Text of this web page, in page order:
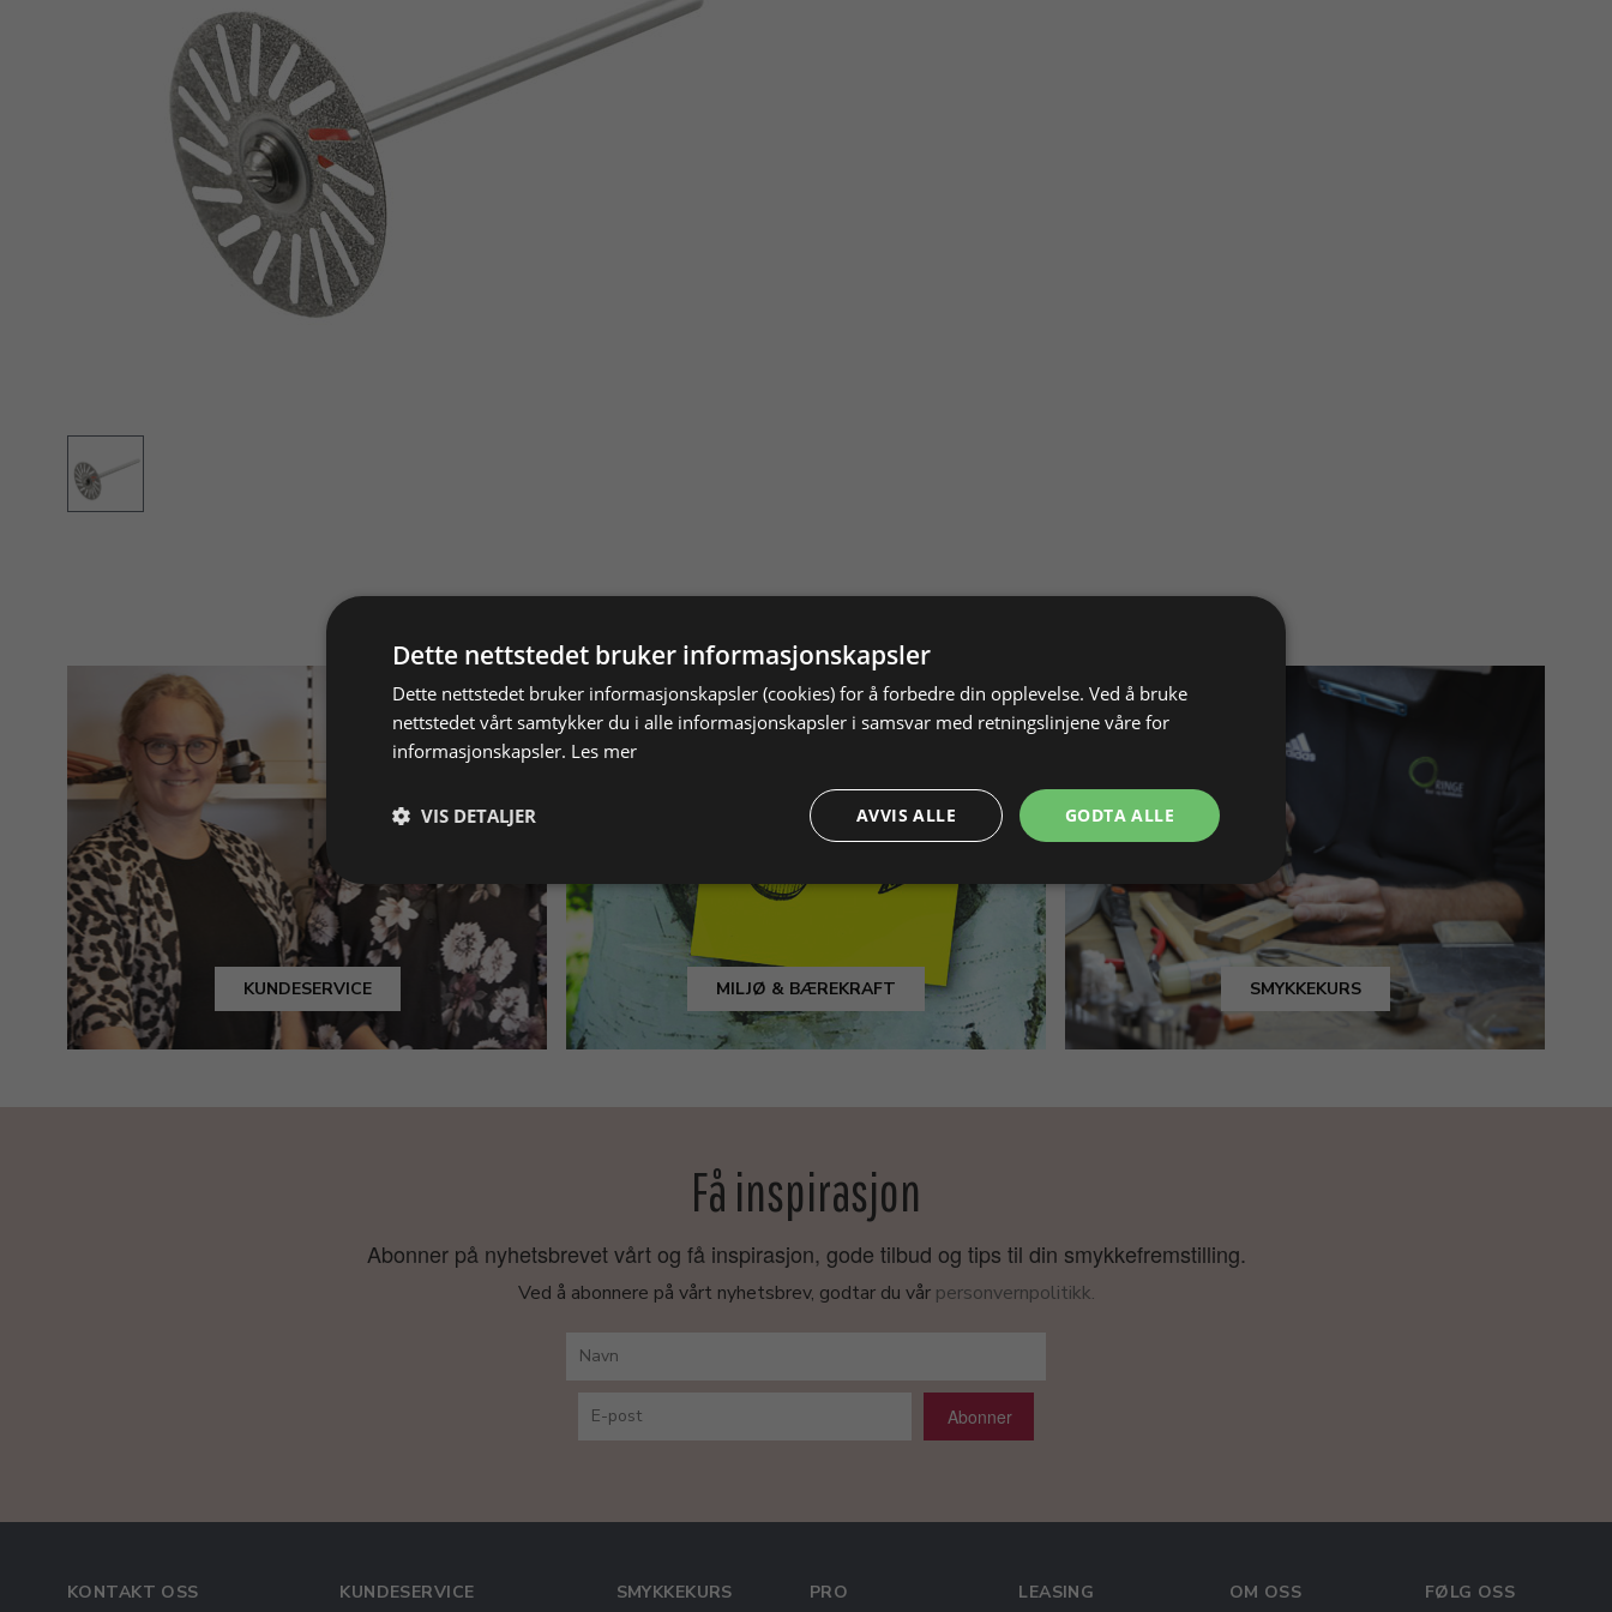
KUNDESERVICE MILJØ & BÆREKRAFT SMYKKEKURS
Få inspirasjon
Abonner på nyhetsbrevet vårt og få inspirasjon, gode tilbud og tips til din smykkefremstilling.
Ved å abonnere på vårt nyhetsbrev, godtar du vår personvernpolitikk.
Abonner
KONTAKT OSS KUNDESERVICE SMYKKEKURS PRO LEASING OM OSS FØLG OSS
Dette nettstedet bruker informasjonskapsler
Dette nettstedet bruker informasjonskapsler (cookies) for å forbedre din opplevelse. Ved å bruke
nettstedet vårt samtykker du i alle informasjonskapsler i samsvar med retningslinjene våre for
informasjonskapsler. Les mer
GODTA ALLE
AVVIS ALLE
VIS DETALJER